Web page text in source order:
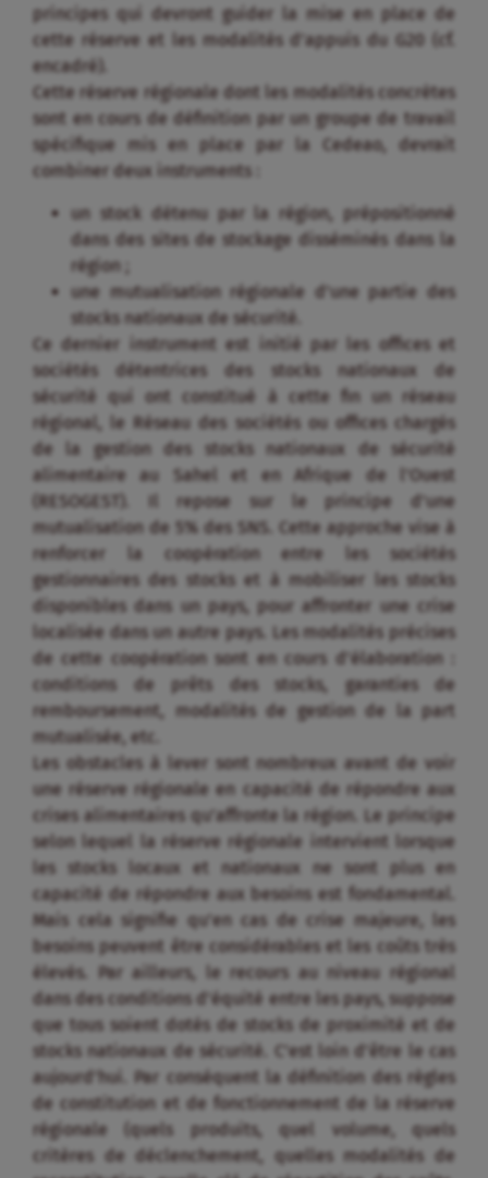
principes qui devront guider la mise en place de
cette réserve et les modalités d’appuis du G20 (cf.
encadré).
Cette réserve régionale dont les modalités concrètes
sont en cours de définition par un groupe de travail
spécifique mis en place par la Cedeao, devrait
combiner deux instruments :
un stock détenu par la région, prépositionné
dans des sites de stockage disséminés dans la
région ;
une mutualisation régionale d’une partie des
stocks nationaux de sécurité.
Ce dernier instrument est initié par les offices et
sociétés détentrices des stocks nationaux de
sécurité qui ont constitué à cette fin un réseau
régional, le Réseau des sociétés ou offices chargés
de la gestion des stocks nationaux de sécurité
alimentaire au Sahel et en Afrique de l’Ouest
(RESOGEST). Il repose sur le principe d’une
mutualisation de 5% des SNS. Cette approche vise à
renforcer la coopération entre les sociétés
gestionnaires des stocks et à mobiliser les stocks
disponibles dans un pays, pour affronter une crise
localisée dans un autre pays. Les modalités précises
de cette coopération sont en cours d’élaboration :
conditions de prêts des stocks, garanties de
remboursement, modalités de gestion de la part
mutualisée, etc.
Les obstacles à lever sont nombreux avant de voir
une réserve régionale en capacité de répondre aux
crises alimentaires qu’affronte la région. Le principe
selon lequel la réserve régionale intervient lorsque
les stocks locaux et nationaux ne sont plus en
capacité de répondre aux besoins est fondamental.
Mais cela signifie qu’en cas de crise majeure, les
besoins peuvent être considérables et les coûts très
élevés. Par ailleurs, le recours au niveau régional
dans des conditions d’équité entre les pays, suppose
que tous soient dotés de stocks de proximité et de
stocks nationaux de sécurité. C’est loin d’être le cas
aujourd’hui. Par conséquent la définition des règles
de constitution et de fonctionnement de la réserve
régionale (quels produits, quel volume, quels
critères de déclenchement, quelles modalités de